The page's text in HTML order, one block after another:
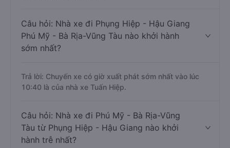
Câu hỏi: Nhà xe đi Phụng Hiệp - Hậu Giang
Phú Mỹ - Bà Rịa-Vũng Tàu nào khởi hành
sớm nhất?
Trả lời: Chuyến xe có giờ xuất phát sớm nhất vào lúc
10:40 là của nhà xe Tuấn Hiệp.
Câu hỏi: Nhà xe đi Phú Mỹ - Bà Rịa-Vũng
Tàu từ Phụng Hiệp - Hậu Giang nào khởi
hành trễ nhất?